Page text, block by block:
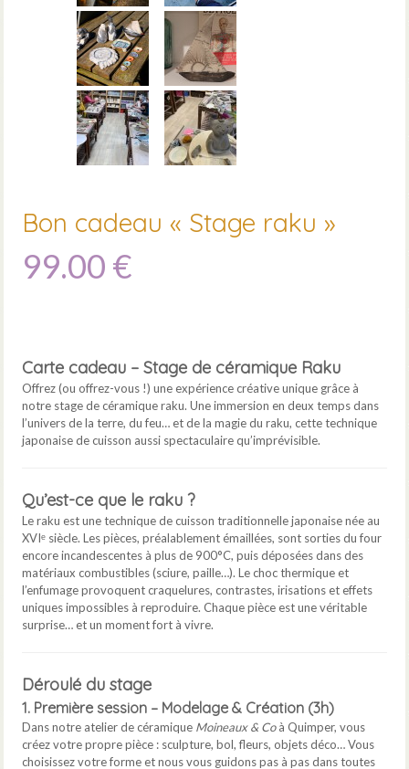
Bon cadeau « Stage raku »
99.00 €
Carte cadeau – Stage de céramique Raku
Offrez (ou offrez-vous !) une expérience créative unique grâce à
notre stage de céramique raku. Une immersion en deux temps dans
l’univers de la terre, du feu… et de la magie du raku, cette technique
japonaise de cuisson aussi spectaculaire qu’imprévisible.
Qu’est-ce que le raku ?
Le raku est une technique de cuisson traditionnelle japonaise née au
XVIᵉ siècle. Les pièces, préalablement émaillées, sont sorties du four
encore incandescentes à plus de 900°C, puis déposées dans des
matériaux combustibles (sciure, paille…). Le choc thermique et
l’enfumage provoquent craquelures, contrastes, irisations et effets
uniques impossibles à reproduire. Chaque pièce est une véritable
surprise… et un moment fort à vivre.
Déroulé du stage
1. Première session – Modelage & Création (3h)
Dans notre atelier de céramique Moineaux & Coà Quimper, vous
créez votre propre pièce : sculpture, bol, fleurs, objets déco… Vous
choisissez votre forme et nous vous guidons pas à pas dans toutes